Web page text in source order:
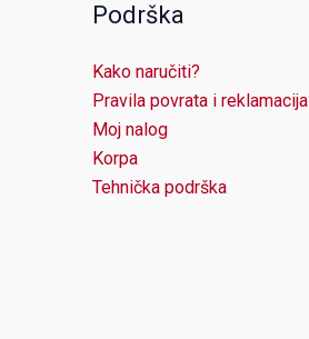
Podrška
Kako naručiti?
Pravila povrata i reklamacija
Moj nalog
Korpa
Tehnička podrška